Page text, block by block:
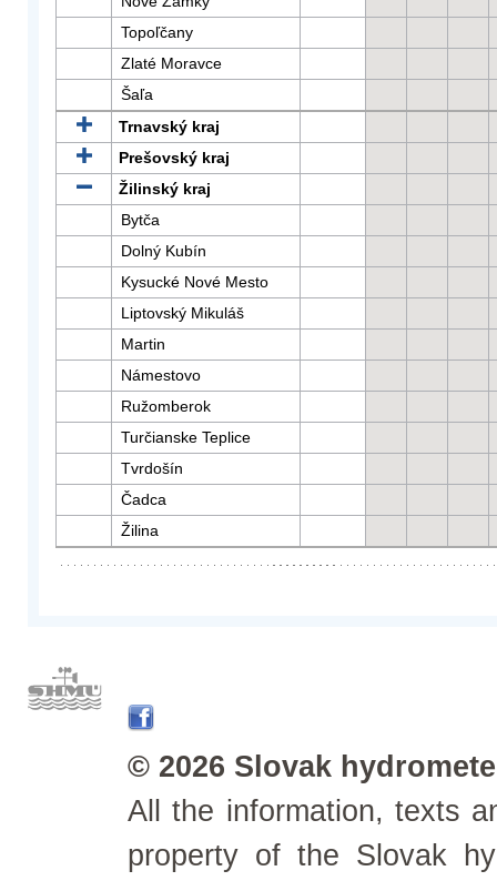
Topoľčany
Zlaté Moravce
Šaľa
Trnavský kraj
Prešovský kraj
Žilinský kraj
Bytča
Dolný Kubín
Kysucké Nové Mesto
Liptovský Mikuláš
Martin
Námestovo
Ružomberok
Turčianske Teplice
Tvrdošín
Čadca
Žilina
© 2026 Slovak
All the information, texts
property of the Slovak